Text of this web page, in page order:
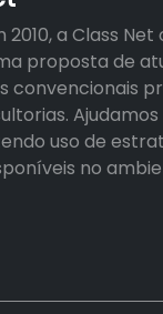
2010, a Class
proposta de
convencionais
Ajudamos
uso de
no